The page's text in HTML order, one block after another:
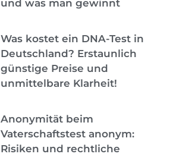
und was man gewinnt
Was kostet ein DNA-Test in
Deutschland? Erstaunlich
günstige Preise und
unmittelbare Klarheit!
Anonymität beim
Vaterschaftstest anonym:
Risiken und rechtliche